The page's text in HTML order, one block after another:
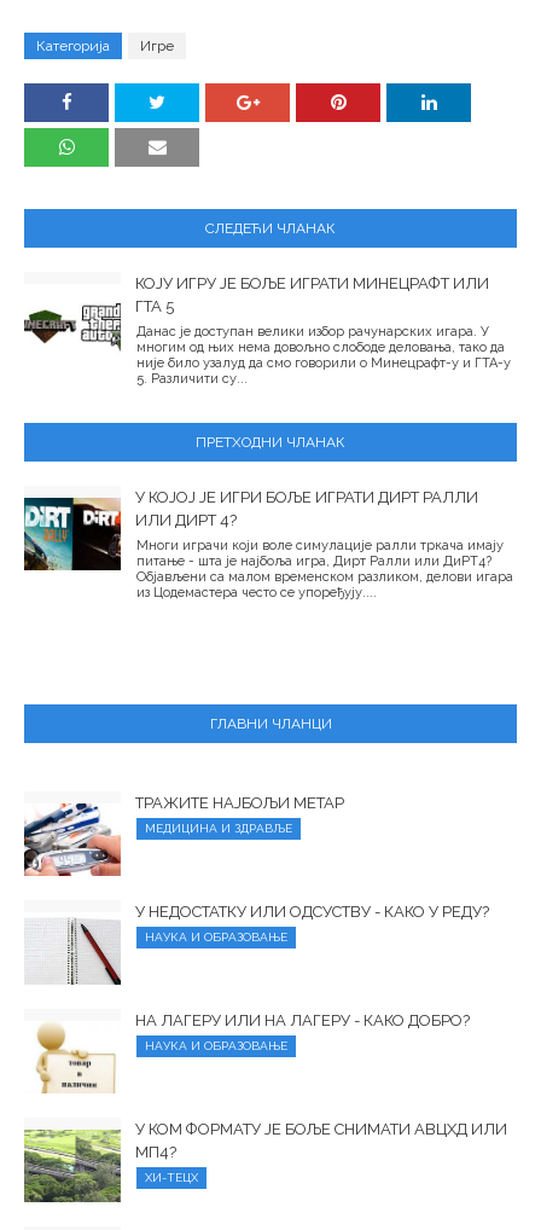
Категорија Игре
СЛЕДЕЋИ ЧЛАНАК
КОЈУ ИГРУ ЈЕ БОЉЕ ИГРАТИ МИНЕЦРАФТ ИЛИ
ГТА 5
Данас је доступан велики избор рачунарских игара. У
многим од њих нема довољно слободе деловања, тако да
није било узалуд да смо говорили о Минецрафт-у и ГТА-у
5. Различити су...
ПРЕТХОДНИ ЧЛАНАК
У КОЈОЈ ЈЕ ИГРИ БОЉЕ ИГРАТИ ДИРТ РАЛЛИ
ИЛИ ДИРТ 4?
Многи играчи који воле симулације ралли тркача имају
питање - шта је најбоља игра, Дирт Ралли или ДиРТ4?
Објављени са малом временском разликом, делови игара
из Цодемастера често се упоређују....
ГЛАВНИ ЧЛАНЦИ
ТРАЖИТЕ НАЈБОЉИ МЕТАР
МЕДИЦИНА И ЗДРАВЉЕ
У НЕДОСТАТКУ ИЛИ ОДСУСТВУ - КАКО У РЕДУ?
НАУКА И ОБРАЗОВАЊЕ
НА ЛАГЕРУ ИЛИ НА ЛАГЕРУ - КАКО ДОБРО?
НАУКА И ОБРАЗОВАЊЕ
У КОМ ФОРМАТУ ЈЕ БОЉЕ СНИМАТИ АВЦХД ИЛИ
МП4?
ХИ-ТЕЦХ